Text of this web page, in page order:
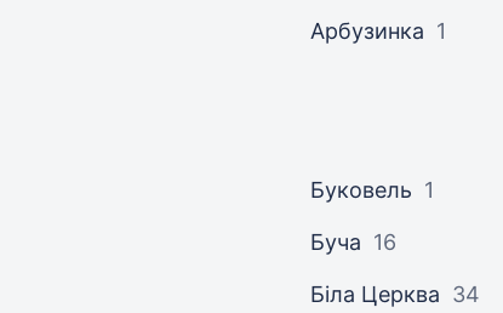
Арбузинка 1
Буковель 1
Буча 16
Біла Церква 34